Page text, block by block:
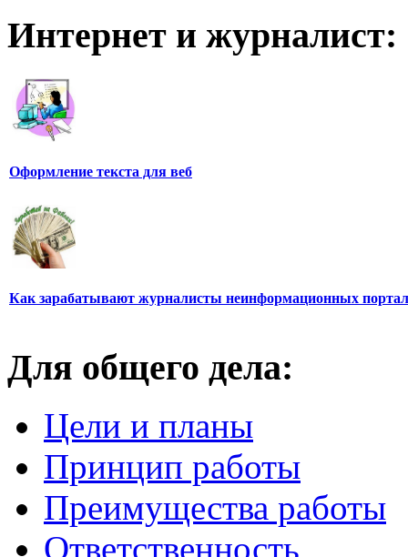
Интернет и журналист:
Оформление текста для веб
Как зарабатывают журналисты неинформационных
Для общего дела:
Цели и планы
Принцип работы
Преимущества работы
Ответственность